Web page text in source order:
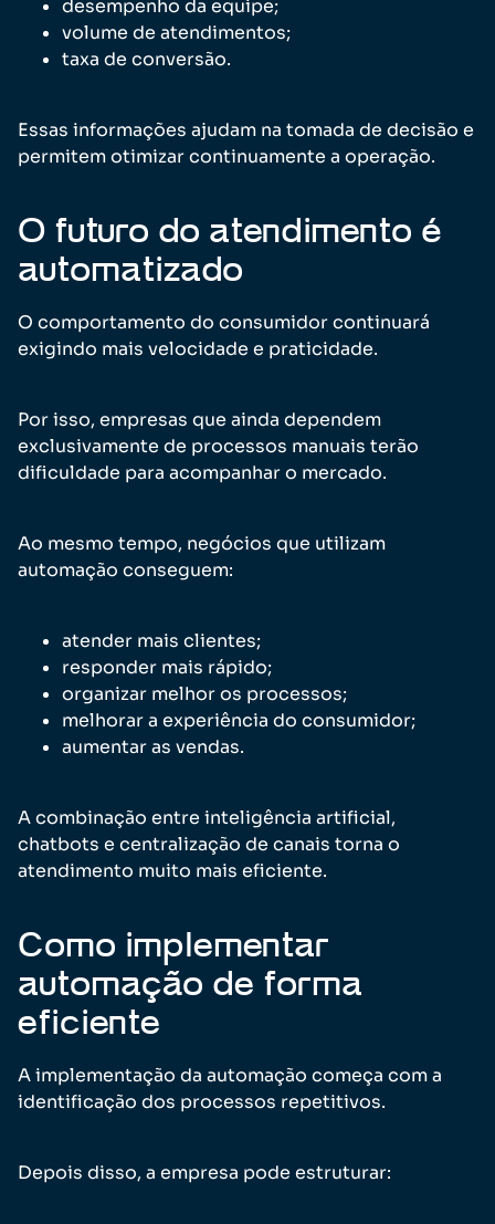
desempenho da equipe;
volume de atendimentos;
taxa de conversão.
Essas informações ajudam na tomada de decisão e
permitem otimizar continuamente a operação.
O futuro do atendimento é
automatizado
O comportamento do consumidor continuará
exigindo mais velocidade e praticidade.
Por isso, empresas que ainda dependem
exclusivamente de processos manuais terão
dificuldade para acompanhar o mercado.
Ao mesmo tempo, negócios que utilizam
automação conseguem:
atender mais clientes;
responder mais rápido;
organizar melhor os processos;
melhorar a experiência do consumidor;
aumentar as vendas.
A combinação entre inteligência artificial,
chatbots e centralização de canais torna o
atendimento muito mais eficiente.
Como implementar
automação de forma
eficiente
A implementação da automação começa com a
identificação dos processos repetitivos.
Depois disso, a empresa pode estruturar: